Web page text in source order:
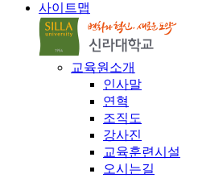
사이트맵
교육원소개
인사말
연혁
조직도
강사진
교육훈련시설
오시는길